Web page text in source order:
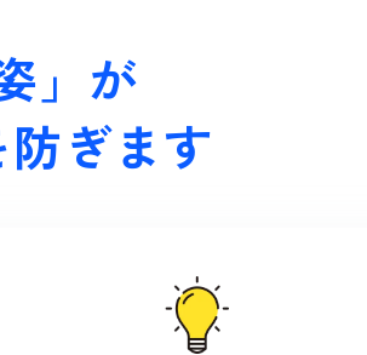
」が
防ぎます